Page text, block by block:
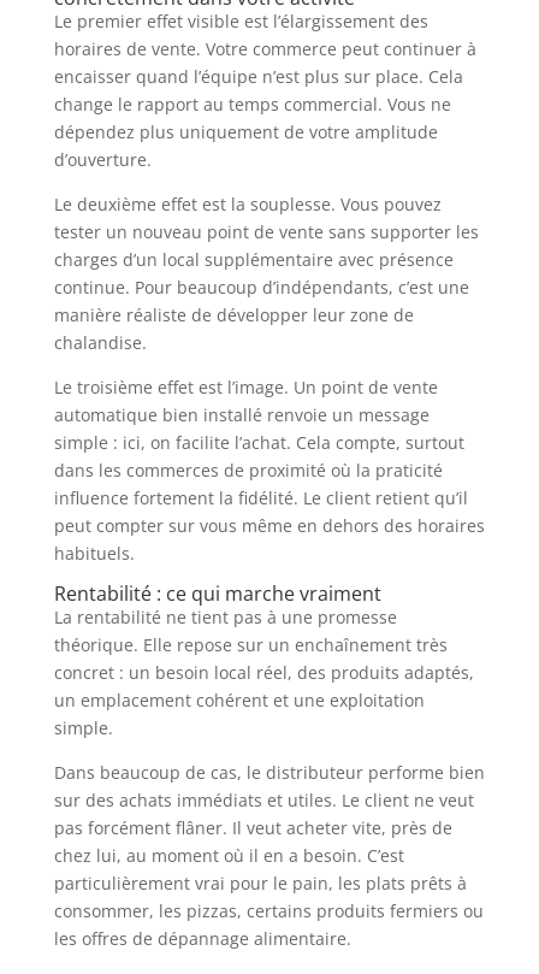
Le premier effet visible est l’élargissement des
horaires de vente. Votre commerce peut continuer à
encaisser quand l’équipe n’est plus sur place. Cela
change le rapport au temps commercial. Vous ne
dépendez plus uniquement de votre amplitude
d’ouverture.
Le deuxième effet est la souplesse. Vous pouvez
tester un nouveau point de vente sans supporter les
charges d’un local supplémentaire avec présence
continue. Pour beaucoup d’indépendants, c’est une
manière réaliste de développer leur zone de
chalandise.
Le troisième effet est l’image. Un point de vente
automatique bien installé renvoie un message
simple : ici, on facilite l’achat. Cela compte, surtout
dans les commerces de proximité où la praticité
influence fortement la fidélité. Le client retient qu’il
peut compter sur vous même en dehors des horaires
habituels.
Rentabilité : ce qui marche vraiment
La rentabilité ne tient pas à une promesse
théorique. Elle repose sur un enchaînement très
concret : un besoin local réel, des produits adaptés,
un emplacement cohérent et une exploitation
simple.
Dans beaucoup de cas, le distributeur performe bien
sur des achats immédiats et utiles. Le client ne veut
pas forcément flâner. Il veut acheter vite, près de
chez lui, au moment où il en a besoin. C’est
particulièrement vrai pour le pain, les plats prêts à
consommer, les pizzas, certains produits fermiers ou
les offres de dépannage alimentaire.